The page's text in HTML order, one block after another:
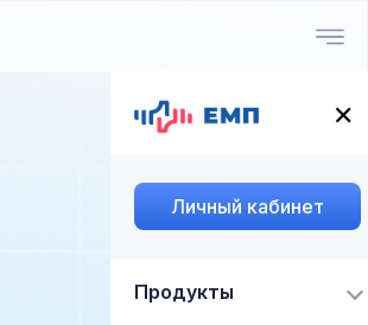
✕
Личный кабинет
Продукты